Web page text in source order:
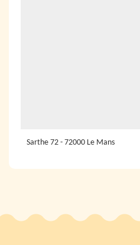
Sarthe 72 - 72000 Le Mans